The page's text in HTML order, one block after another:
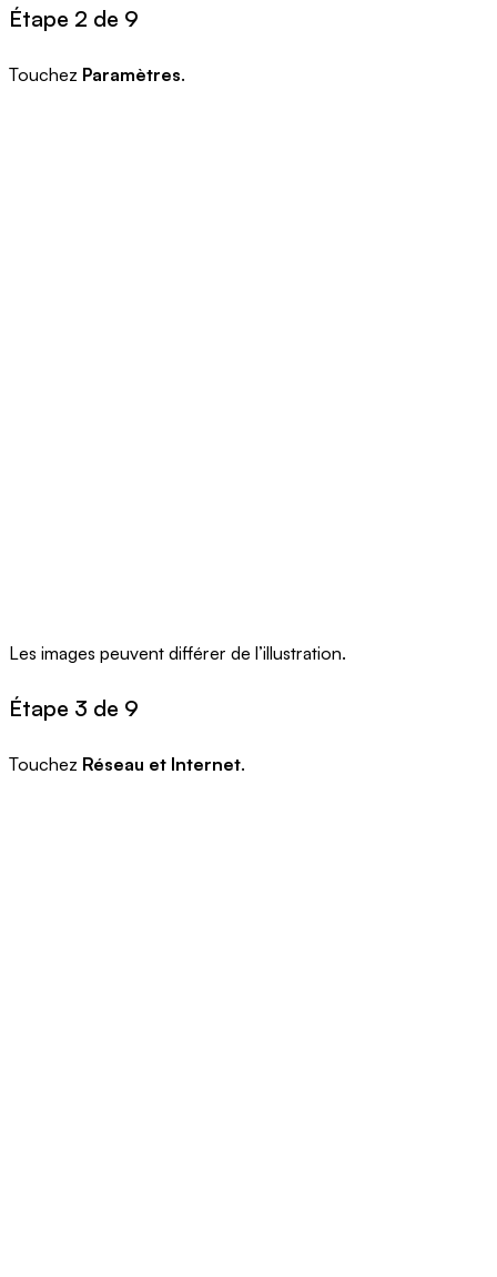
Étape 2 de 9
Touchez Paramètres.
Les images peuvent différer de l’illustration.
Étape 3 de 9
Touchez Réseau et Internet.